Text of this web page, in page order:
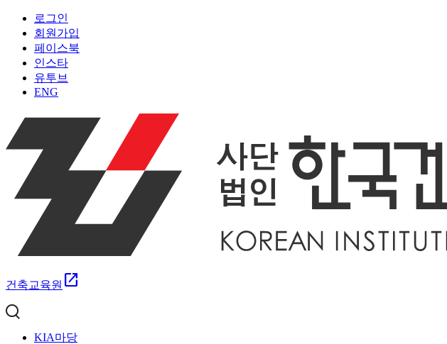
로그인
회원가입
페이스북
인스타
유투브
ENG
건축교육원 open_in_new
KIA마당